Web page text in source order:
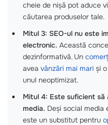
cheie de nișă pot aduce
căutarea produselor tale.
Mitul 3: SEO-ul nu este
electronic. Această
dezinformativă. Un
avea vânzări mai mari și
unul neoptimizat.
Mitul 4: Este suficient să
media. Deși social media
este un substitut pentru